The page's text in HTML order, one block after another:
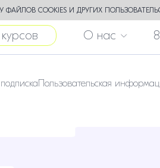
COOKIES И ДРУГИХ
О нас
Пользовательская